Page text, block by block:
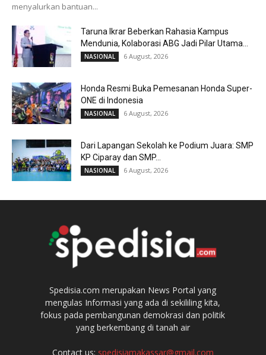
menyalurkan bantuan...
Taruna Ikrar Beberkan Rahasia Kampus
Mendunia, Kolaborasi ABG Jadi Pilar Utama...
NASIONAL 6 August, 2026
Honda Resmi Buka Pemesanan Honda Super-
ONE di Indonesia
NASIONAL 6 August, 2026
Dari Lapangan Sekolah ke Podium Juara: SMP
KP Ciparay dan SMP...
NASIONAL 6 August, 2026
Spedisia.com merupakan News Portal yang
mengulas Informasi yang ada di sekililing kita,
fokus pada pembangunan demokrasi dan politik
yang berkembang di tanah air
Contact us: spedisiamakassar@gmail.com